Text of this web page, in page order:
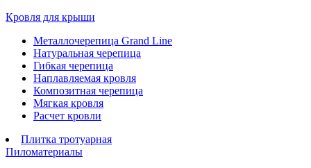
Кровля для крыши
Металлочерепица Grand Line
Натуральная черепица
Гибкая черепица
Наплавляемая кровля
Композитная черепица
Мягкая кровля
Расчет кровли
Плитка тротуарная
Пиломатериалы